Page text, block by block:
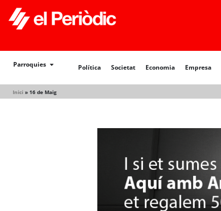
Parroquies Política Societat Economia Empresa
Inici » 16 de Maig
Política Societat